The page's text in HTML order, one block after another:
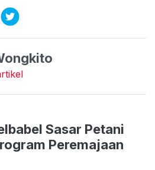
Sasar Petani
Peremajaan